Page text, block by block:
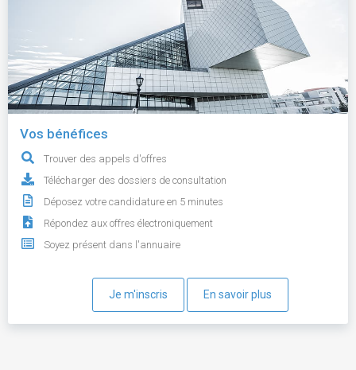
Vos bénéfices
Trouver des appels d'offres
Télécharger des dossiers de consultation
Déposez votre candidature en 5 minutes
Répondez aux offres électroniquement
Soyez présent dans l'annuaire
Je m'inscris En savoir plus